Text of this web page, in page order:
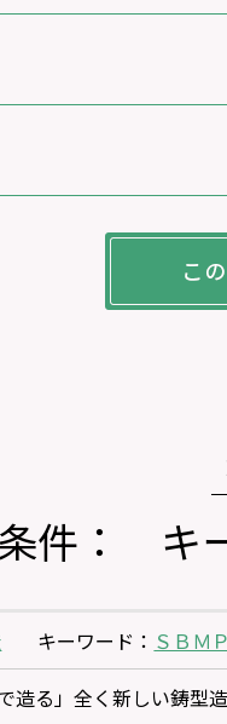
件： キ
キーワード： ＳＢＭ
造る」全く新しい鋳型